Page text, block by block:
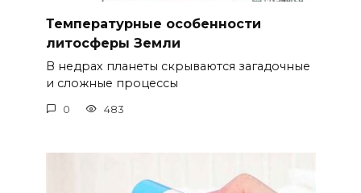
Температурные особенности
литосферы Земли
В недрах планеты скрываются загадочные
и сложные процессы
0 483